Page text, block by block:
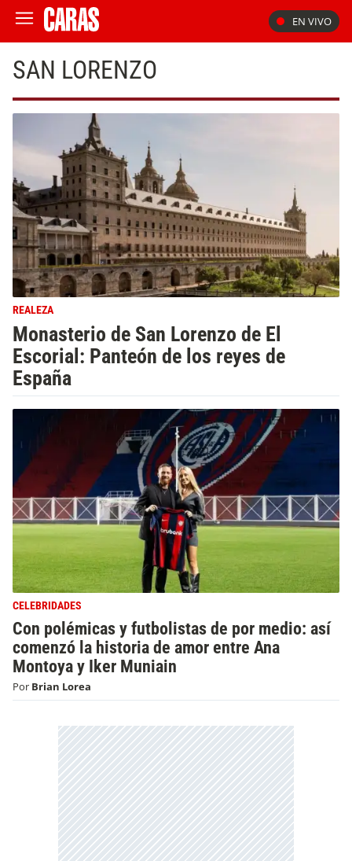
EN VIVO
SAN LORENZO
REALEZA
Monasterio de San Lorenzo de El
Escorial: Panteón de los reyes de
España
CELEBRIDADES
Con polémicas y futbolistas de por medio: así
comenzó la historia de amor entre Ana
Montoya y Iker Muniain
Por Brian Lorea